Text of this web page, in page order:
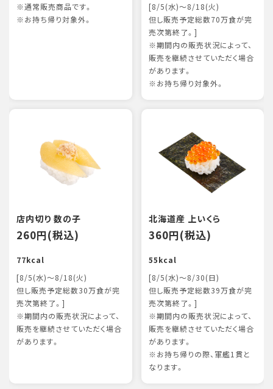
※通常販売商品です。
※お持ち帰り対象外。
[8/5(水)～8/18(火)
但し販売予定総数70万食が完
売次第終了。]
※期間内の販売状況によって、
販売を継続させていただく場合
があります。
※お持ち帰り対象外。
店内切り 数の子
260円(税込)
77kcal
[8/5(水)～8/18(火)
但し販売予定総数30万食が完
売次第終了。]
※期間内の販売状況によって、
販売を継続させていただく場合
があります。
北海道産 上いくら
360円(税込)
55kcal
[8/5(水)～8/30(日)
但し販売予定総数39万食が完
売次第終了。]
※期間内の販売状況によって、
販売を継続させていただく場合
があります。
※お持ち帰りの際、軍艦1貫と
なります。